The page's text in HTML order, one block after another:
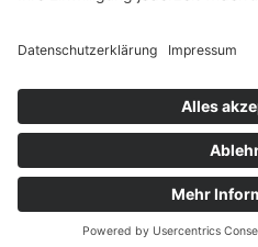
FRISEURE
FRISEURE
© Copyright Mein-Friseur.net 2026